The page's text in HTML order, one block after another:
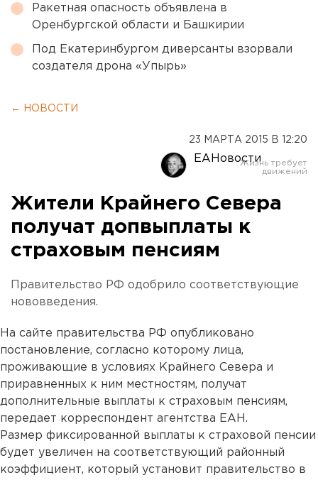
Ракетная опасность объявлена в
Оренбургской области и Башкирии
Под Екатеринбургом диверсанты взорвали
создателя дрона «Упырь»
← НОВОСТИ
23 МАРТА 2015 В 12:20
ЕАНовости
Жители Крайнего Севера
получат допвыплаты к
страховым пенсиям
Правительство РФ одобрило соответствующие
нововведения.
На сайте правительства РФ опубликовано
постановление, согласно которому лица,
проживающие в условиях Крайнего Севера и
приравненных к ним местностям, получат
дополнительные выплаты к страховым пенсиям,
передает корреспондент агентства ЕАН.
Размер фиксированной выплаты к страховой пенсии
будет увеличен на соответствующий районный
коэффициент, который установит правительство в